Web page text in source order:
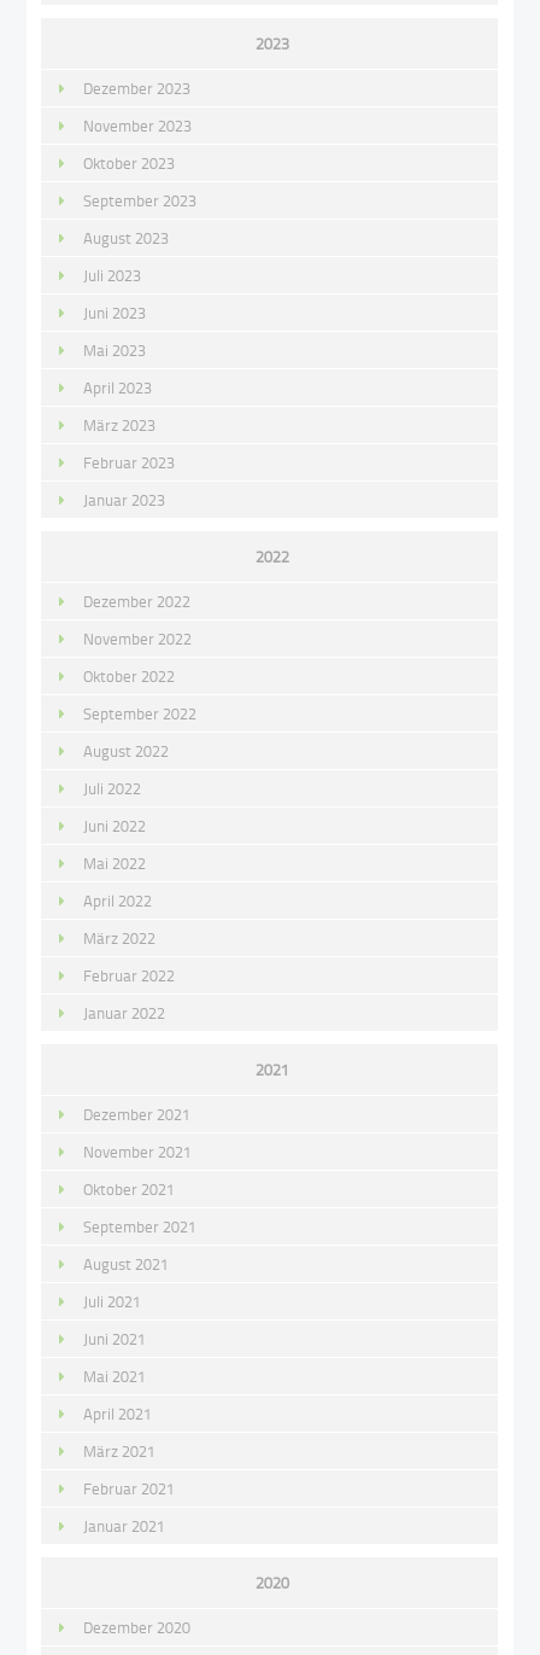
2023
Dezember 2023
November 2023
Oktober 2023
September 2023
August 2023
Juli 2023
Juni 2023
Mai 2023
April 2023
März 2023
Februar 2023
Januar 2023
2022
Dezember 2022
November 2022
Oktober 2022
September 2022
August 2022
Juli 2022
Juni 2022
Mai 2022
April 2022
März 2022
Februar 2022
Januar 2022
2021
Dezember 2021
November 2021
Oktober 2021
September 2021
August 2021
Juli 2021
Juni 2021
Mai 2021
April 2021
März 2021
Februar 2021
Januar 2021
2020
Dezember 2020